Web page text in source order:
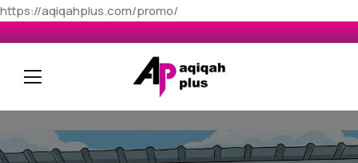
https://aqiqahplus.com/promo/